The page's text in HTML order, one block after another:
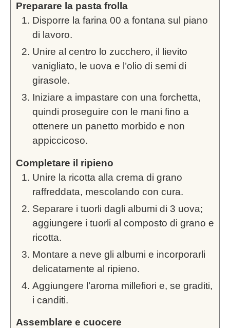
Preparare la pasta frolla
Disporre la farina 00 a fontana sul piano
di lavoro.
Unire al centro lo zucchero, il lievito
vanigliato, le uova e l’olio di semi di
girasole.
Iniziare a impastare con una forchetta,
quindi proseguire con le mani fino a
ottenere un panetto morbido e non
appiccicoso.
Completare il ripieno
Unire la ricotta alla crema di grano
raffreddata, mescolando con cura.
Separare i tuorli dagli albumi di 3 uova;
aggiungere i tuorli al composto di grano e
ricotta.
Montare a neve gli albumi e incorporarli
delicatamente al ripieno.
Aggiungere l’aroma millefiori e, se graditi,
i canditi.
Assemblare e cuocere